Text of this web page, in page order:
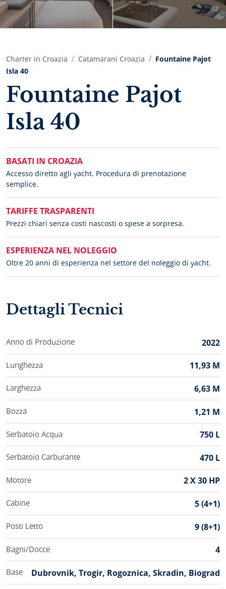
Charter in Croazia Catamarani Croazia
Fountaine Pajot
Isla 40
Fountaine Pajot
Isla 40
BASATI IN CROAZIA
Accesso diretto agli yacht. Procedura di prenotazione
semplice.
TARIFFE TRASPARENTI
Prezzi chiari senza costi nascosti o spese a sorpresa.
ESPERIENZA NEL NOLEGGIO
Oltre 20 anni di esperienza nel settore del noleggio di yacht.
Dettagli Tecnici
Anno di Produzione 2022
Lunghezza 11,93 M
Larghezza 6,63 M
Bozza 1,21 M
Serbatoio Acqua 750 L
Serbatoio Carburante 470 L
Motore 2 X 30 HP
Cabine 5 (4+1)
Posti Letto 9 (8+1)
Bagni/Docce 4
Base Dubrovnik, Trogir, Rogoznica, Skradin, Biograd